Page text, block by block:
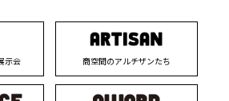
示会 商空間のアルチザンたち